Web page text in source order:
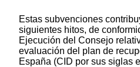
Estas subvenciones
siguientes hitos, de
Ejecución del Consejo
evaluación del plan de
España (CID por sus siglas